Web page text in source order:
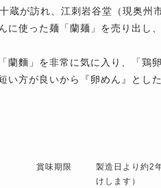
が訪れ、江刺岩谷堂（現奥州
使った麺「蘭麺」を売り出し
麵」を非常に気に入り、「鶏
方が良いから『卵めん』とし
賞味期限
製造日より約2
けします）